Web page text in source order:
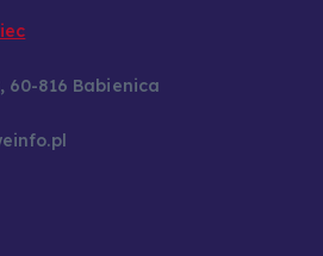
60-816 Babienica